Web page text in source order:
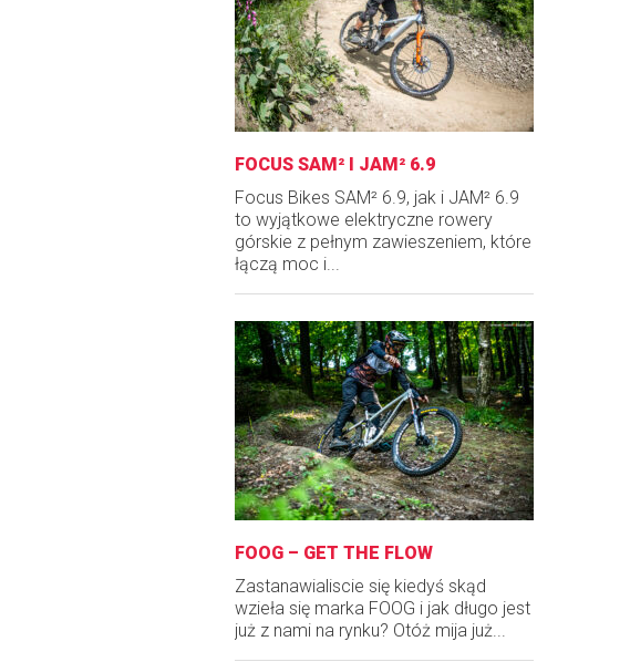
FOCUS SAM² I JAM² 6.9
Focus Bikes SAM² 6.9, jak i JAM² 6.9
to wyjątkowe elektryczne rowery
górskie z pełnym zawieszeniem, które
łączą moc i...
FOOG – GET THE FLOW
Zastanawialiscie się kiedyś skąd
wzieła się marka FOOG i jak długo jest
już z nami na rynku? Otóż mija już...